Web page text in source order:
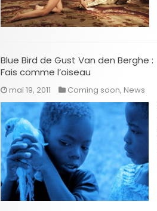
Blue Bird de Gust Van den Berghe :
Fais comme l’oiseau
mai 19, 2011 Coming soon, News